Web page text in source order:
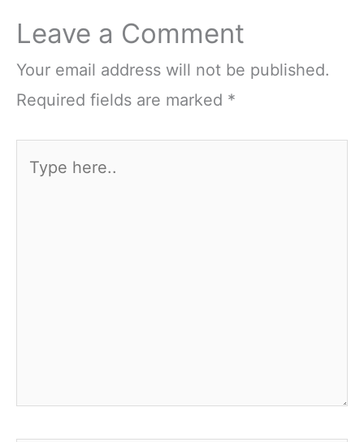
Leave a Comment
Your email address will not be published.
Required fields are marked *